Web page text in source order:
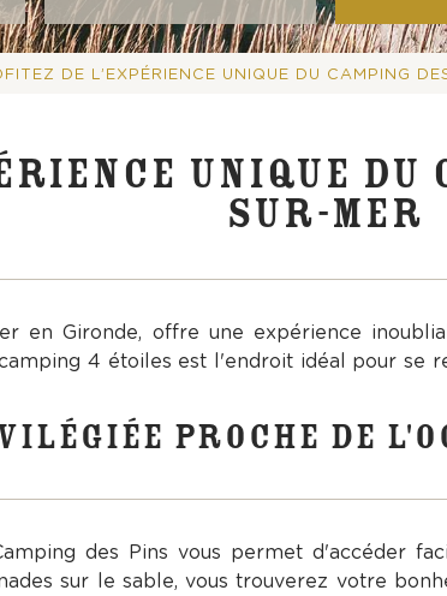
DE L’EXPÉRIENCE UNIQUE DU CAMPING
UNIQUE
SUR-MER
en Gironde, offre une expérience
4 étoiles est l'endroit idéal pour se
PROCHE DE
des Pins vous permet d'accéder
sur le sable, vous trouverez votre